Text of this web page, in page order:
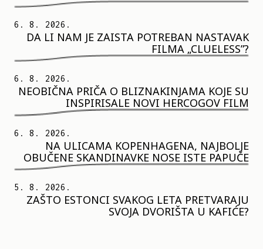
6. 8. 2026.
DA LI NAM JE ZAISTA POTREBAN NASTAVAK
FILMA „CLUELESS”?
6. 8. 2026.
NEOBIČNA PRIČA O BLIZNAKINJAMA KOJE SU
INSPIRISALE NOVI HERCOGOV FILM
6. 8. 2026.
NA ULICAMA KOPENHAGENA, NAJBOLJE
OBUČENE SKANDINAVKE NOSE ISTE PAPUČE
5. 8. 2026.
ZAŠTO ESTONCI SVAKOG LETA PRETVARAJU
SVOJA DVORIŠTA U KAFIĆE?